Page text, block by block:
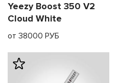
Yeezy Boost 350 V2
Cloud White
от 38000 РУБ